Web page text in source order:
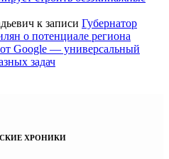
к записи Губернатор
о потенциале региона
Google — универсальный
задач
ХРОНИКИ